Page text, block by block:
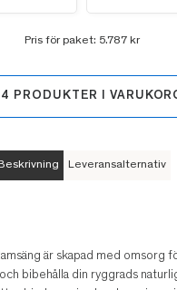
Pris för paket: 5.787 kr
4 PRODUKTER I
Leveransalternativ
är skapad med omsorg
bibehålla din ryggrads